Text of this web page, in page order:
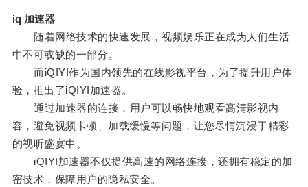
iq 加速器
随着网络技术的快速发展，视频娱乐正在成为人们生活
中不可或缺的一部分。
而iQIYI作为国内领先的在线影视平台，为了提升用户体
验，推出了iQIYI加速器。
通过加速器的连接，用户可以畅快地观看高清影视内
容，避免视频卡顿、加载缓慢等问题，让您尽情沉浸于精彩
的视听盛宴中。
iQIYI加速器不仅提供高速的网络连接，还拥有稳定的加
密技术，保障用户的隐私安全。